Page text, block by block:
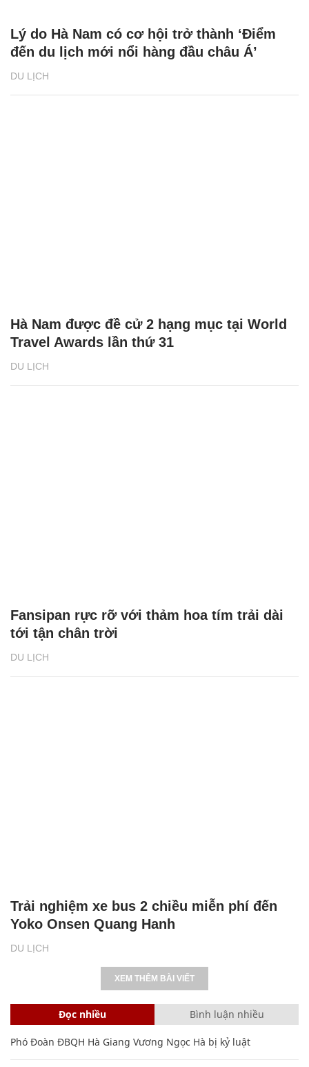
DU LỊCH
Lý do Hà Nam có cơ hội trở thành ‘Điểm
đến du lịch mới nổi hàng đầu châu Á’
DU LỊCH
Hà Nam được đề cử 2 hạng mục tại World
Travel Awards lần thứ 31
DU LỊCH
Fansipan rực rỡ với thảm hoa tím trải dài
tới tận chân trời
DU LỊCH
Trải nghiệm xe bus 2 chiều miễn phí đến
Yoko Onsen Quang Hanh
XEM THÊM BÀI VIẾT
Đọc nhiều Bình luận nhiều
Phó Đoàn ĐBQH Hà Giang Vương Ngọc Hà bị kỷ luật